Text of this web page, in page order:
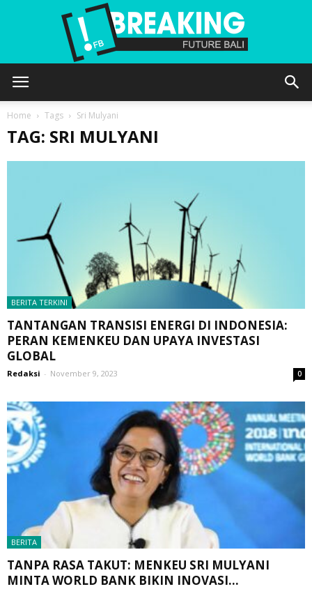
Home Tags Sri Mulyani
TAG: SRI MULYANI
BERITA TERKINI
TANTANGAN TRANSISI ENERGI DI INDONESIA:
PERAN KEMENKEU DAN UPAYA INVESTASI
GLOBAL
Redaksi - November 9, 2023 0
BERITA
TANPA RASA TAKUT: MENKEU SRI MULYANI
MINTA WORLD BANK BIKIN INOVASI...